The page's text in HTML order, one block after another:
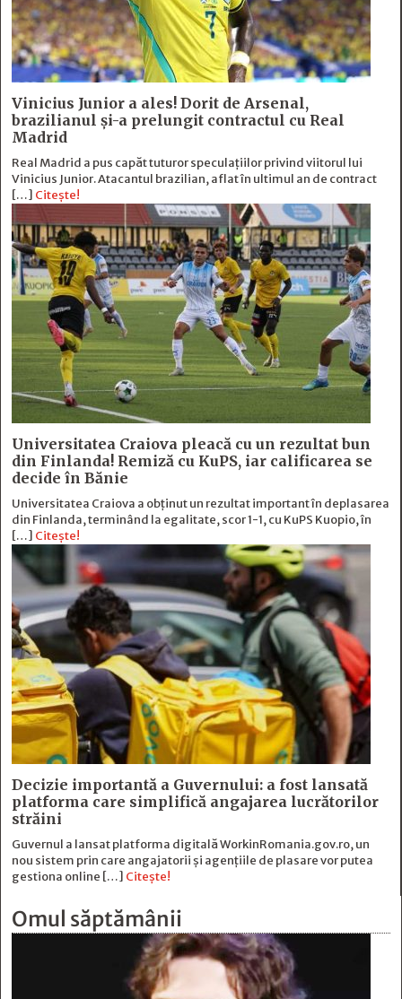
Vinicius Junior a ales! Dorit de Arsenal,
brazilianul și-a prelungit contractul cu Real
Madrid
Real Madrid a pus capăt tuturor speculațiilor privind viitorul lui
Vinicius Junior. Atacantul brazilian, aflat în ultimul an de contract
[…] Citește!
Universitatea Craiova pleacă cu un rezultat bun
din Finlanda! Remiză cu KuPS, iar calificarea se
decide în Bănie
Universitatea Craiova a obținut un rezultat important în deplasarea
din Finlanda, terminând la egalitate, scor 1-1, cu KuPS Kuopio, în
[…] Citește!
Decizie importantă a Guvernului: a fost lansată
platforma care simplifică angajarea lucrătorilor
străini
Guvernul a lansat platforma digitală WorkinRomania.gov.ro, un
nou sistem prin care angajatorii și agențiile de plasare vor putea
gestiona online […] Citește!
Omul săptămânii